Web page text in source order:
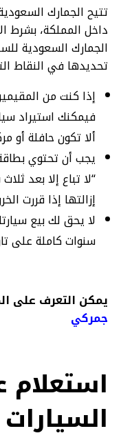
تتيح الجمارك
داخل المملكة، بشرط
الجمارك السعودية
تحديدها في النقاط
إذا كنت من
فيمكنك استيراد
ألا تكون حافلة أو
يجب أن تحتوي
“لا تباع إلا بعد
إزالتها إذا قررت
لا يحق لك بيع
سنوات كاملة على
يمكن التعرف على
جمركي